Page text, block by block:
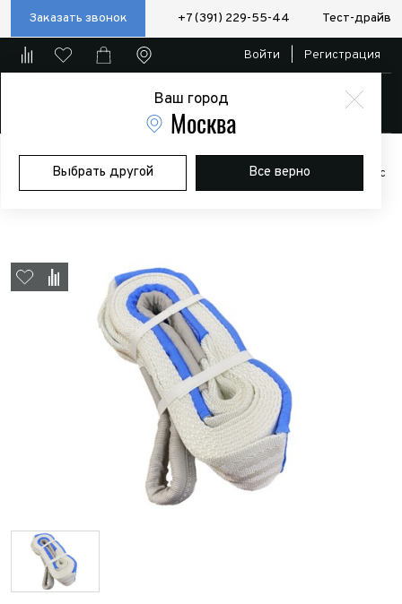
Заказать звонок +7 (391) 229-55-44 Тест-драйв
Ваш город
Москва
Выбрать другой Все верно
Войти Регистрация
Главная Магазин Дополнительное оборудование
Лебедки
Трос буксировочный ленточный динамический Ferza / BS 7т / 10м / с
петлями